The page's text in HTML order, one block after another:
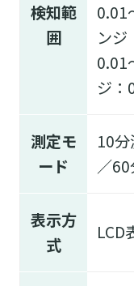
検知範
囲
0.01
ン
0.01
ジ：
測定モ
ード
10
／
表示方
式
LCD